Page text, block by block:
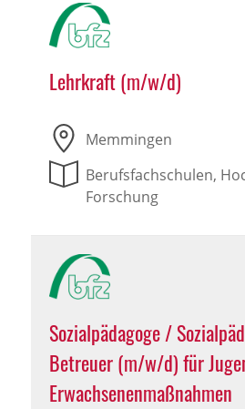
Lehrkraft (m/w/d)
Memmingen
Berufsfachschulen,
Forschung
Sozialpädagoge /
Betreuer (m/w/d) für
Erwachsenenmaßnahmen